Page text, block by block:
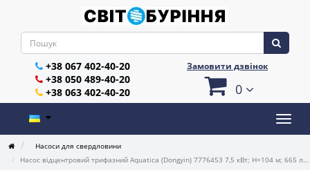
+38 067 402-40-20
+38 050 489-40-20
+38 063 402-40-20
Замовити дзвінок
0
Насоси для свердловини
Насос відцентровий трифазний Aquatica (Dongyin) 7776453 7,5 кВт; H=104 м; 665 л/хв; Ø151 мм